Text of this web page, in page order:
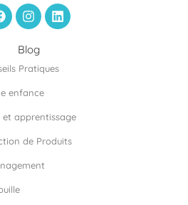
I
n
s
t
a
g
a
m
L
i
n
d
Blog
Pratiques
enfance
et apprentissage
de Produits